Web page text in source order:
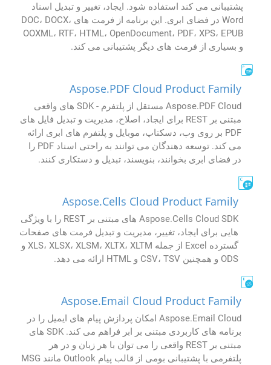
پشتیبانی می کند استفاده شود. ایجاد، تغییر و تبدیل اسناد
Word در فضای ابری. این برنامه از فرمت های DOC، DOCX،
OOXML، RTF، HTML، OpenDocument، PDF، XPS، EPUB
و بسیاری از فرمت های دیگر پشتیبانی می کند.
Aspose.PDF Cloud Product Family
Aspose.PDF Cloud مستقل از پلتفرم - SDK های واقعی
مبتنی بر REST برای ایجاد، اصلاح، مدیریت و تبدیل فایل های
PDF بر روی وب، دسکتاپ، موبایل و پلتفرم های ابری ارائه
می کند. توسعه دهندگان می توانند به راحتی اسناد PDF را
در فضای ابری بخوانند، بنویسند، تبدیل و دستکاری کنند.
Aspose.Cells Cloud Product Family
Aspose.Cells Cloud SDK های مبتنی بر REST را با ویژگی
هایی برای ایجاد، تغییر، مدیریت و تبدیل فرمت های صفحات
گسترده Excel از جمله XLS، XLSX، XLSM، XLTX، XLTM و
ODS و همچنین CSV، TSV و HTML ارائه می دهد.
Aspose.Email Cloud Product Family
Aspose.Email Cloud امکان پردازش پیام های ایمیل را در
برنامه های کاربردی مبتنی بر ابر فراهم می کند. SDK های
مبتنی بر REST واقعی را می توان با هر زبان و در هر
پلتفرمی با پشتیبانی بومی از قالب پیام Outlook مانند MSG